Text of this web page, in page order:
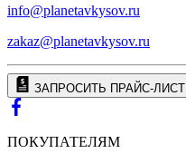
info@planetavkysov.ru
zakaz@planetavkysov.ru
ЗАПРОСИТЬ ПРАЙС-ЛИСТ
ПОКУПАТЕЛЯМ